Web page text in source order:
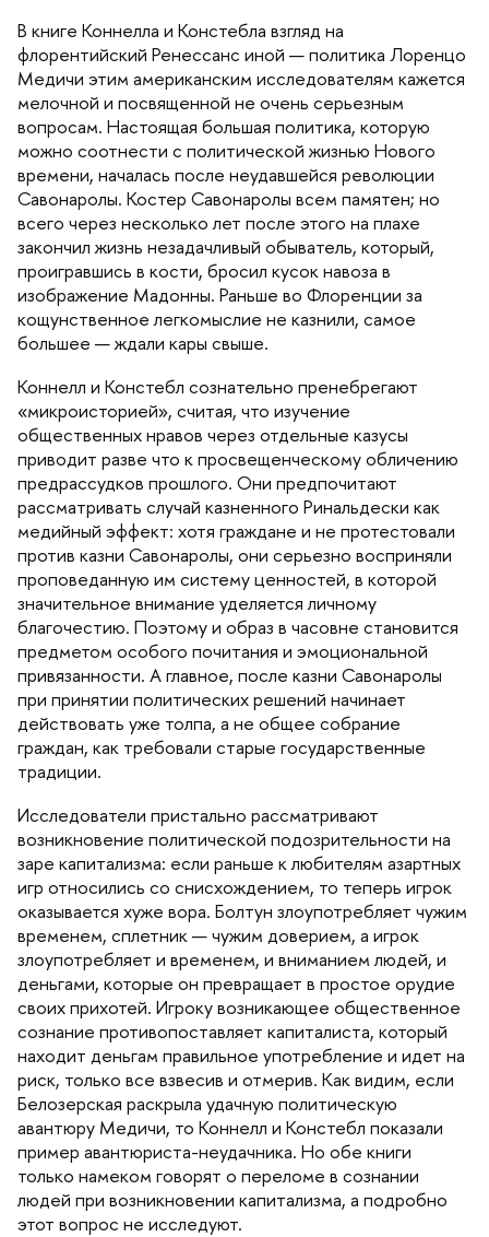
книге Коннелла и Констебла взгляд на
флорентийский Ренессанс иной — политика Лоренцо
Медичи этим американским исследователям кажется
мелочной и посвященной не очень серьезным
опросам. Настоящая большая политика, которую
можно соотнести с политической жизнью Нового
ремени, началась после неудавшейся революции
Савонаролы. Костер Савонаролы всем памятен; но
сего через несколько лет после этого на плахе
закончил жизнь незадачливый обыватель, который,
проигравшись в кости, бросил кусок навоза
изображение Мадонны. Раньше во Флоренции за
кощунственное легкомыслие не казнили, самое
ольшее — ждали кары свыше.
Коннелл и Констебл сознательно пренебрегают
«микроисторией», считая, что изучение
общественных нравов через отдельные казусы
приводит разве что к просвещенческому обличению
предрассудков прошлого. Они предпочитают
рассматривать случай казненного Ринальдески как
медийный эффект: хотя граждане и не протестовали
против казни Савонаролы, они серьезно восприняли
проповеданную им систему ценностей, в которой
значительное внимание уделяется личному
лагочестию. Поэтому и образ в часовне становится
предметом особого почитания и эмоциональной
привязанности. А главное, после казни Савонаролы
при принятии политических решений начинает
действовать уже толпа, а не общее собрание
раждан, как требовали старые государственные
традиции.
Исследователи пристально рассматривают
озникновение политической подозрительности на
заре капитализма: если раньше к любителям азартных
игр относились со снисхождением, то теперь игрок
оказывается хуже вора. Болтун злоупотребляет чужим
ременем, сплетник — чужим доверием, а игрок
злоупотребляет и временем, и вниманием людей, и
деньгами, которые он превращает в простое орудие
своих прихотей. Игроку возникающее общественное
сознание противопоставляет капиталиста, который
находит деньгам правильное употребление и идет на
риск, только все взвесив и отмерив. Как видим, если
Белозерская раскрыла удачную политическую
авантюру Медичи, то Коннелл и Констебл показали
пример авантюриста-неудачника. Но обе книги
только намеком говорят о переломе в сознании
людей при возникновении капитализма, а подробно
этот вопрос не исследуют.